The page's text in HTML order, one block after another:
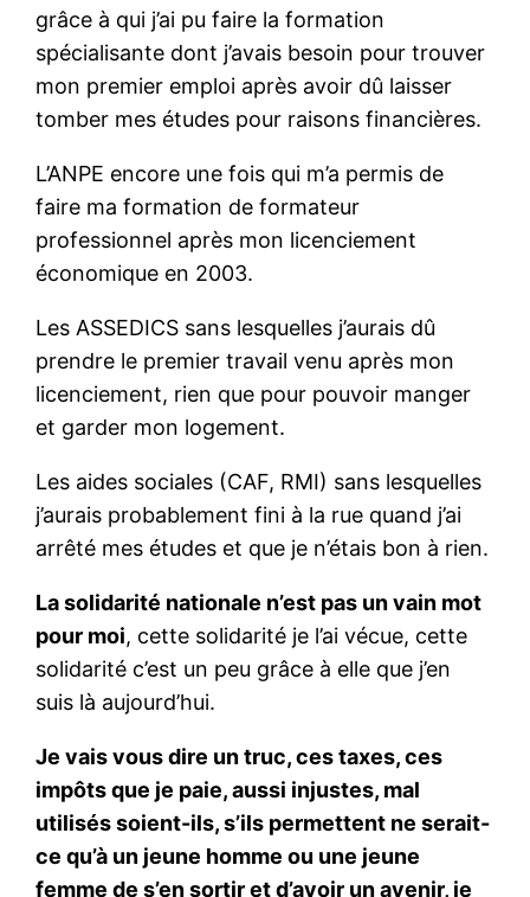
grâce à qui j’ai pu faire la formation
spécialisante dont j’avais besoin pour trouver
mon premier emploi après avoir dû laisser
tomber mes études pour raisons financières.
L’ANPE encore une fois qui m’a permis de
faire ma formation de formateur
professionnel après mon licenciement
économique en 2003.
Les ASSEDICS sans lesquelles j’aurais dû
prendre le premier travail venu après mon
licenciement, rien que pour pouvoir manger
et garder mon logement.
Les aides sociales (CAF, RMI) sans lesquelles
j’aurais probablement fini à la rue quand j’ai
arrêté mes études et que je n’étais bon à rien.
La solidarité nationale n’est pas un vain mot
pour moi, cette solidarité je l’ai vécue, cette
solidarité c’est un peu grâce à elle que j’en
suis là aujourd’hui.
Je vais vous dire un truc, ces taxes, ces
impôts que je paie, aussi injustes, mal
utilisés soient-ils, s’ils permettent ne serait-
ce qu’à un jeune homme ou une jeune
femme de s’en sortir et d’avoir un avenir, je